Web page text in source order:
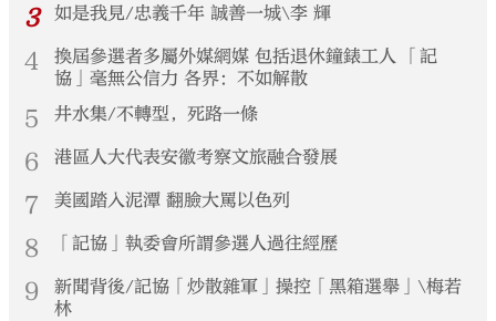
3 如是我見/忠義千年 誠善一城\李 輝
4
換屆參選者多屬外媒網媒 包括退休鐘錶工人 「記
協」毫無公信力 各界：不如解散
5 井水集/不轉型，死路一條
6 港區人大代表安徽考察文旅融合發展
7 美國踏入泥潭 翻臉大罵以色列
8 「記協」執委會所謂參選人過往經歷
9
新聞背後/記協「炒散雜軍」操控「黑箱選舉」\梅若
林